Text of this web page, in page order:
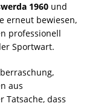
1960 und
erneut bewiesen,
professionell
Sportwart.
aus
dass